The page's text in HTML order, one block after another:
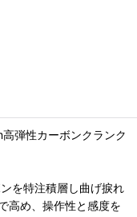
弾性カーボンクランク
を特注積層し曲げ捩れ
高め、操作性と感度を